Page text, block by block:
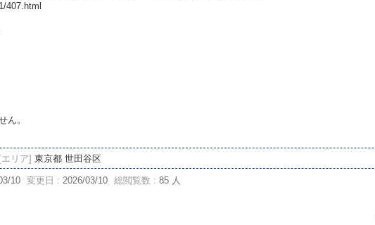
407.html
ん。
[エリア] 東京都 世田谷区
10 変更日 : 2026/03/10 総閲覧数 : 85 人